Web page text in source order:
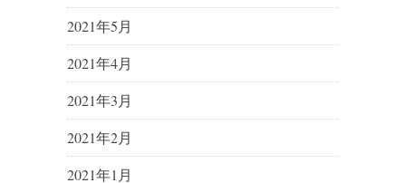
2021年5月
2021年4月
2021年3月
2021年2月
2021年1月